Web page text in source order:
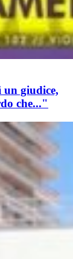
giudice,
che..."